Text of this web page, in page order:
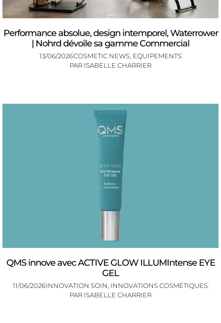
Performance absolue, design intemporel, Waterrower
| Nohrd dévoile sa gamme Commercial
13/06/2026COSMETIC NEWS, EQUIPEMENTS
PAR ISABELLE CHARRIER
QMS innove avec ACTIVE GLOW ILLUMIntense EYE
GEL
11/06/2026INNOVATION SOIN INNOVATIONS COSMÉTIQUES
PAR ISABELLE CHARRIER